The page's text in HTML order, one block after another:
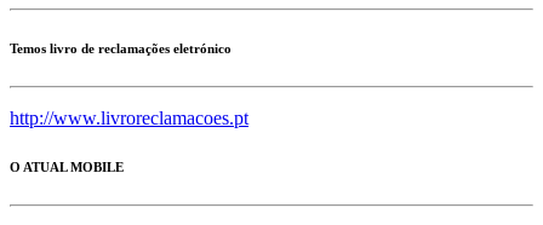
Temos livro de reclamações eletrónico
http://www.livroreclamacoes.pt
O ATUAL MOBILE